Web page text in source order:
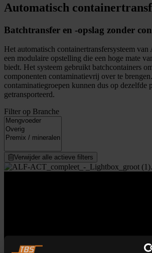
Automatisch
Batchtransfer en -opslag zonder
Het automatisch containertransfersysteem
een modulaire opstelling die een hoge mate
biedt. Het systeem gebruikt batchcontainers
componenten contaminatievrij over te
contaminatiegroepen kunnen dus op dezelfde
getransporteerd.
Filter op Branche
Verwijder alle actieve filters
Loading...